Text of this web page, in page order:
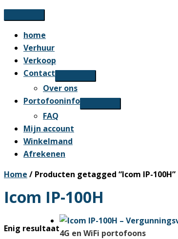
home
Verhuur
Verkoop
Contact
Over ons
Portofooninfo
FAQ
Mijn account
Winkelmand
Afrekenen
Home / Producten getagged “Icom IP-100H”
Icom IP-100H
Enig resultaat4G en WiFi portofoons